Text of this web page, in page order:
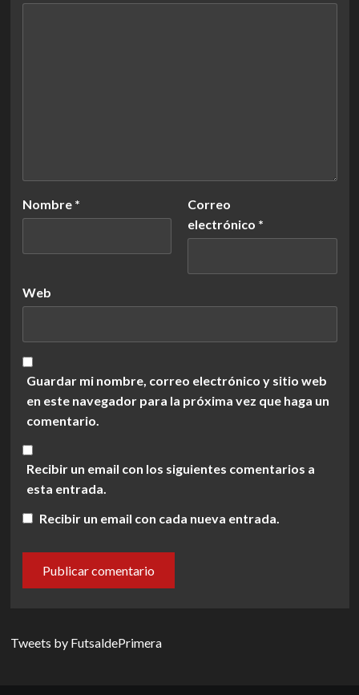
Nombre *
Correo
electrónico *
Web
Guardar mi nombre, correo electrónico y sitio web
en este navegador para la próxima vez que haga un
comentario.
Recibir un email con los siguientes comentarios a
esta entrada.
Recibir un email con cada nueva entrada.
Tweets by FutsaldePrimera